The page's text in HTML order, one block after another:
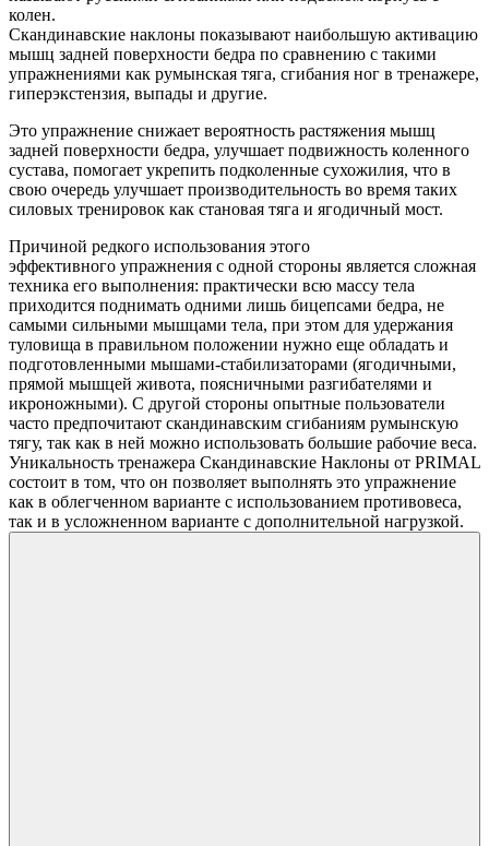
колен.
Скандинавские наклоны показывают наибольшую активацию
мышц задней поверхности бедра по сравнению с такими
упражнениями как румынская тяга, сгибания ног в тренажере,
гиперэкстензия, выпады и другие.
Это упражнение снижает вероятность растяжения мышц
задней поверхности бедра, улучшает подвижность коленного
сустава, помогает укрепить подколенные сухожилия, что в
свою очередь улучшает производительность во время таких
силовых тренировок как становая тяга и ягодичный мост.
Причиной редкого использования этого
эффективного упражнения с одной стороны является сложная
техника его выполнения: практически всю массу тела
приходится поднимать одними лишь бицепсами бедра, не
самыми сильными мышцами тела, при этом для удержания
туловища в правильном положении нужно еще обладать и
подготовленными мышами-стабилизаторами (ягодичными,
прямой мышцей живота, поясничными разгибателями и
икроножными). С другой стороны опытные пользователи
часто предпочитают скандинавским сгибаниям румынскую
тягу, так как в ней можно использовать большие рабочие веса.
Уникальность тренажера Скандинавские Наклоны от PRIMAL
состоит в том, что он позволяет выполнять это упражнение
как в облегченном варианте с использованием противовеса,
так и в усложненном варианте с дополнительной нагрузкой.